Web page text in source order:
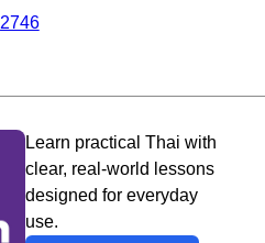
2746
Learn practical Thai with
clear, real-world lessons
designed for everyday
use.